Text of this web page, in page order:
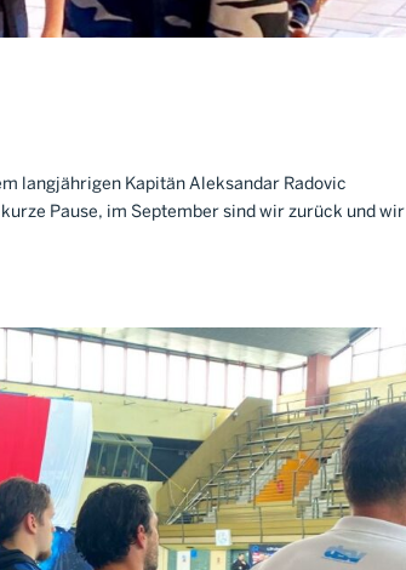
langjährigen Kapitän Aleksandar Radovic
Pause, im September sind wir zurück und wir